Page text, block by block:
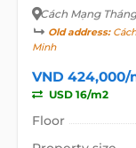
Cách Mạng
Old address:
Minh
VND 424,000/
USD 16/m2
Floor